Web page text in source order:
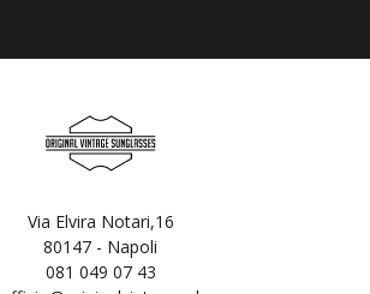
Via Elvira Notari,16
80147 - Napoli
081 049 07 43